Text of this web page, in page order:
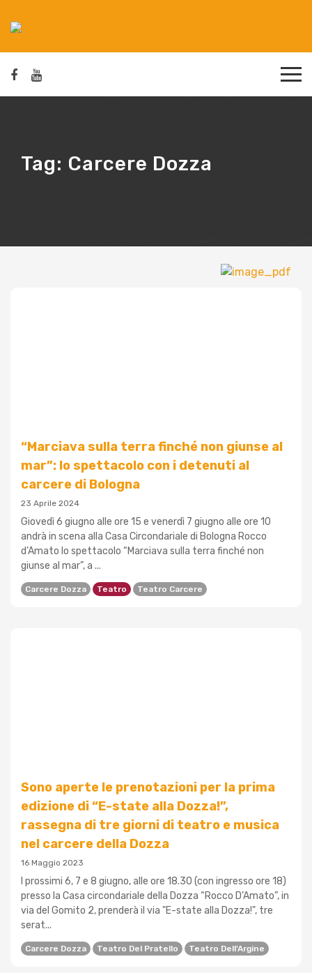
Tag: Carcere Dozza
“Marciava sulla terra finché non giunse al
mar”: lo spettacolo con i detenuti al
carcere di Bologna
23 Aprile 2024
Giovedì 6 giugno alle ore 15 e venerdì 7 giugno alle ore 10
andrà in scena alla Casa Circondariale di Bologna Rocco
d’Amato lo spettacolo “Marciava sulla terra finché non
giunse al mar”, a ...
Carcere Dozza Teatro Teatro Carcere
Sono aperte le prenotazioni per la prima
edizione di “E-state alla Dozza!”,
rassegna di tre giorni di teatro e musica
nel carcere della Dozza
16 Maggio 2023
I prossimi 6, 7 e 8 giugno, alle ore 18.30 (con ingresso ore 18)
presso la Casa circondariale della Dozza “Rocco D’Amato”, in
via del Gomito 2, prenderà il via "E-state alla Dozza!", tre
serat...
Carcere Dozza Teatro Del Pratello Teatro Dell'Argine